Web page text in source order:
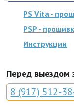
PS Vita -
PSP -
Инструкции
Перед выездом
8 (917) 512-